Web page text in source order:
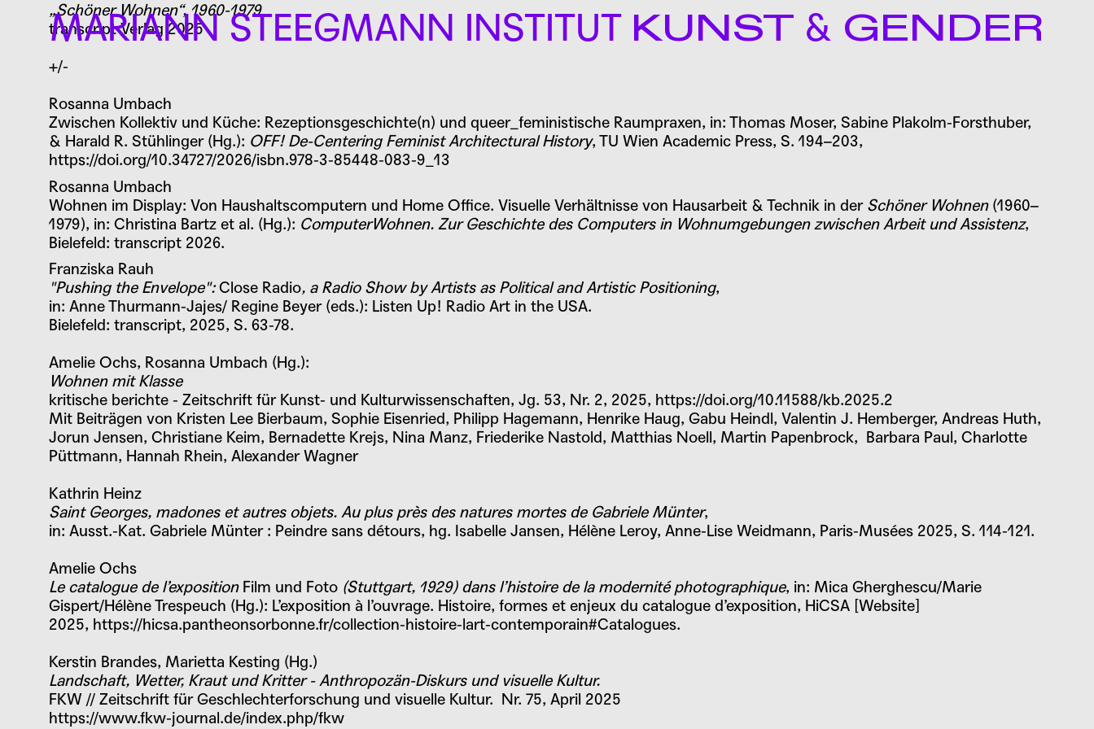
MARIANN STEEGMANN INSTITUT KUNST & GENDER
VERANSTALTUNGEN
Call for Papers
2026 CfP: Spaces of Intimacy
„Schöner Wohnen“, 1960-1979
transcript Verlag 2025
+/-
Rosanna Umbach
Zwischen Kollektiv und Küche: Rezeptionsgeschichte(n) und queer_feministische Raumpraxen, in: Thomas Moser, Sabine Plakolm-Forsthuber,
& Harald R. Stühlinger (Hg.): OFF! De-Centering Feminist Architectural History, TU Wien Academic Press, S. 194–203,
https://doi.org/10.34727/2026/isbn.978-3-85448-083-9_13
Rosanna Umbach
Wohnen im Display: Von Haushaltscomputern und Home Office. Visuelle Verhältnisse von Hausarbeit & Technik in der Schöner Wohnen(1960–
1979), in: Christina Bartz et al. (Hg.): ComputerWohnen. Zur Geschichte des Computers in Wohnumgebungen zwischen Arbeit und Assistenz,
Bielefeld: transcript 2026.
Franziska Rauh
"Pushing the Envelope":Close Radio, a Radio Show by Artists as Political and Artistic Positioning,
in: Anne Thurmann-Jajes/ Regine Beyer (eds.): Listen Up! Radio Art in the USA.
Bielefeld: transcript, 2025, S. 63-78.
Amelie Ochs, Rosanna Umbach (Hg.):
Wohnen mit Klasse
kritische berichte - Zeitschrift für Kunst- und Kulturwissenschaften, Jg. 53, Nr. 2, 2025, https://doi.org/10.11588/kb.2025.2
Mit Beiträgen von Kristen Lee Bierbaum, Sophie Eisenried, Philipp Hagemann, Henrike Haug, Gabu Heindl, Valentin J. Hemberger, Andreas Huth,
Jorun Jensen, Christiane Keim, Bernadette Krejs, Nina Manz, Friederike Nastold, Matthias Noell, Martin Papenbrock, Barbara Paul, Charlotte
Püttmann, Hannah Rhein, Alexander Wagner
Kathrin Heinz
Saint Georges, madones et autres objets. Au plus près des natures mortes de Gabriele Münter,
in: Ausst.-Kat. Gabriele Münter : Peindre sans détours, hg. Isabelle Jansen, Hélène Leroy, Anne-Lise Weidmann, Paris-Musées 2025, S. 114-121.
Amelie Ochs
Le catalogue de l’exposition Film und Foto (Stuttgart, 1929) dans l’histoire de la modernité photographique, in: Mica Gherghescu/Marie
Gispert/Hélène Trespeuch (Hg.): L’exposition à l’ouvrage. Histoire, formes et enjeux du catalogue d’exposition, HiCSA [Website]
2025, https://hicsa.pantheonsorbonne.fr/collection-histoire-lart-contemporain#Catalogues.
Kerstin Brandes, Marietta Kesting (Hg.)
Landschaft, Wetter, Kraut und Kritter - Anthropozän-Diskurs und visuelle Kultur.
FKW // Zeitschrift für Geschlechterforschung und visuelle Kultur. Nr. 75, April 2025
https://www.fkw-journal.de/index.php/fkw